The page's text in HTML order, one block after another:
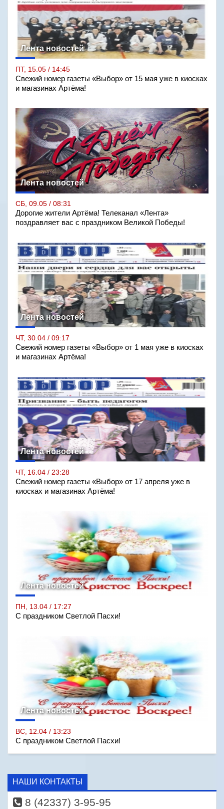
Лента новостей
ПТ, 15.05 / 14:45
Свежий номер газеты «Выбор» от 15 мая уже в киосках
и магазинах Артёма!
Лента новостей
СБ, 09.05 / 08:31
Дорогие жители Артёма! Телеканал «Лента»
поздравляет вас с праздником Великой Победы!
Лента новостей
ЧТ, 30.04 / 09:17
Свежий номер газеты «Выбор» от 1 мая уже в киосках
и магазинах Артёма!
Лента новостей
ЧТ, 16.04 / 23:28
Свежий номер газеты «Выбор» от 17 апреля уже в
киосках и магазинах Артёма!
Лента новостей
ПН, 13.04 / 17:27
С праздником Светлой Пасхи!
Лента новостей
ВС, 12.04 / 13:23
С праздником Светлой Пасхи!
НАШИ КОНТАКТЫ
8 (42337) 3-95-95